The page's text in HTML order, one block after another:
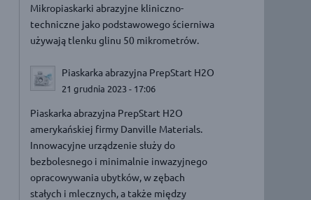
Mikropiaskarki abrazyjne kliniczno-
techniczne jako podstawowego ścierniwa
używają tlenku glinu 50 mikrometrów.
Piaskarka abrazyjna PrepStart H2O
21 grudnia 2023 - 17:06
Piaskarka abrazyjna PrepStart H2O
amerykańskiej firmy Danville Materials.
Innowacyjne urządzenie służy do
bezbolesnego i minimalnie inwazyjnego
opracowywania ubytków, w zębach
stałych i mlecznych, a także między